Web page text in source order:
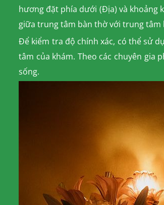
hương đặt phía dưới (Địa) và khoảng
giữa trung tâm bàn thờ với trung tâm
Để kiểm tra độ chính xác, có thể sử
tâm của khám. Theo các chuyên
sống.